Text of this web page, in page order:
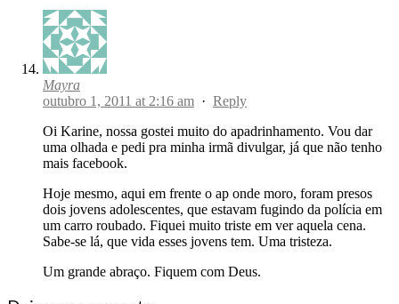
Mayra
outubro 1, 2011 at 2:16 am · Reply
Oi Karine, nossa gostei muito do apadrinhamento. Vou dar
uma olhada e pedi pra minha irmã divulgar, já que não tenho
mais facebook.
Hoje mesmo, aqui em frente o ap onde moro, foram presos
dois jovens adolescentes, que estavam fugindo da polícia em
um carro roubado. Fiquei muito triste em ver aquela cena.
Sabe-se lá, que vida esses jovens tem. Uma tristeza.
Um grande abraço. Fiquem com Deus.